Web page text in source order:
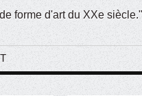
forme d'art du XXe